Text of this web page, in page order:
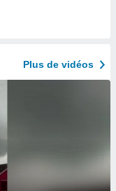
Plus de vidéos